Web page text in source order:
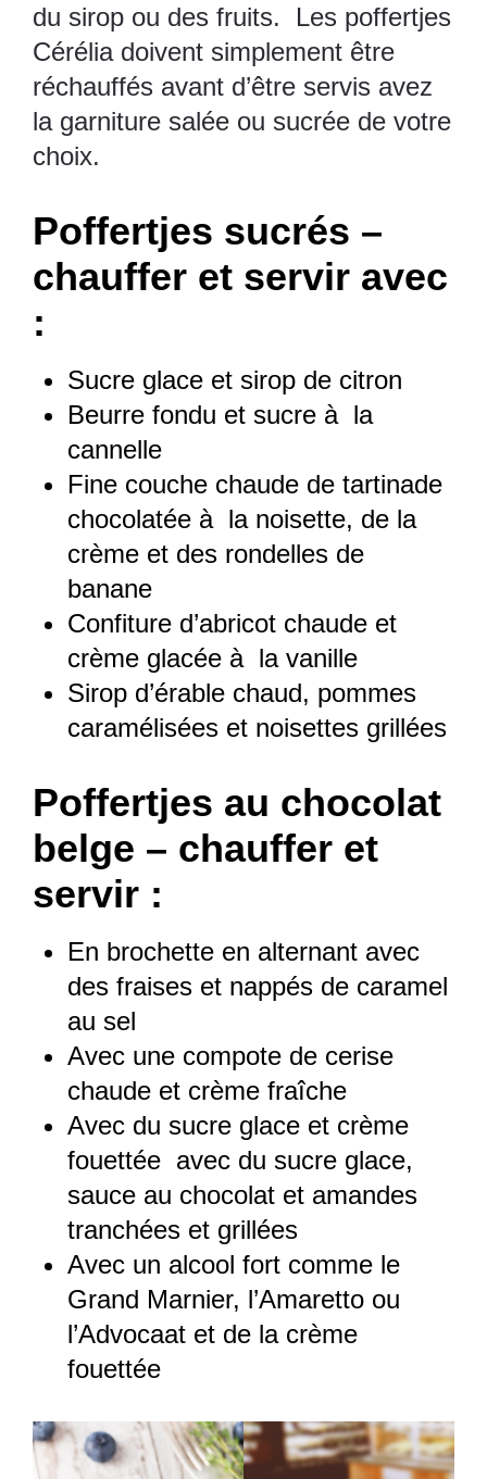
du sirop ou des fruits. Les poffertjes
Cérélia doivent simplement être
réchauffés avant d’être servis avez
la garniture salée ou sucrée de votre
choix.
Poffertjes sucrés –
chauffer et servir avec
:
Sucre glace et sirop de citron
Beurre fondu et sucre à la
cannelle
Fine couche chaude de tartinade
chocolatée à la noisette, de la
crème et des rondelles de
banane
Confiture d’abricot chaude et
crème glacée à la vanille
Sirop d’érable chaud, pommes
caramélisées et noisettes grillées
Poffertjes au chocolat
belge – chauffer et
servir :
En brochette en alternant avec
des fraises et nappés de caramel
au sel
Avec une compote de cerise
chaude et crème fraîche
Avec du sucre glace et crème
fouettée avec du sucre glace,
sauce au chocolat et amandes
tranchées et grillées
Avec un alcool fort comme le
Grand Marnier, l’Amaretto ou
l’Advocaat et de la crème
fouettée